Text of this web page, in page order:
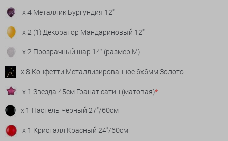
x 4 Металлик Бургундия 12"
x 2 (1) Декоратор Мандариновый 12"
x 2 Прозрачный шар 14" (размер М)
x 8 Конфетти Металлизированное 6х6мм Золото
x 1 Звезда 45см Гранат сатин (матовая)*
x 1 Пастель Черный 27"/60см
x 1 Кристалл Красный 24"/60см